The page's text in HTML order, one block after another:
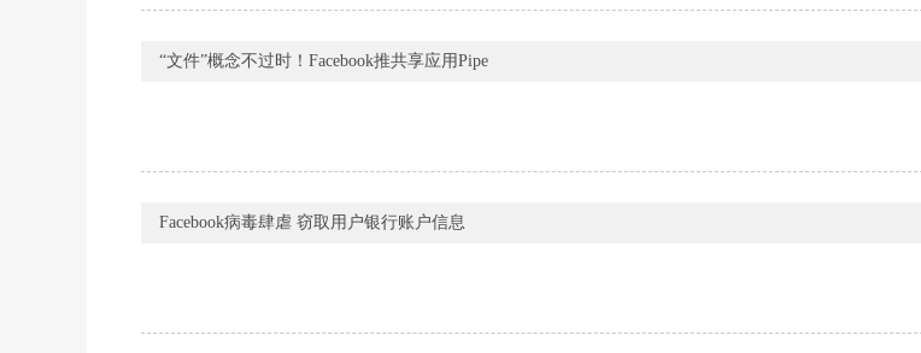
“文件”概念不过时！Facebook推共享应用Pipe
Facebook病毒肆虐 窃取用户银行账户信息